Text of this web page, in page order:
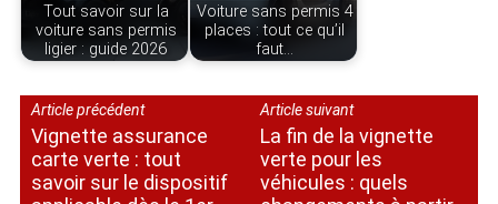
Tout savoir sur la
voiture sans permis
ligier : guide 2026
Voiture sans permis 4
places : tout ce qu’il
faut…
Article précédent
Vignette assurance
carte verte : tout
savoir sur le dispositif
Article suivant
La fin de la vignette
verte pour les
véhicules : quels